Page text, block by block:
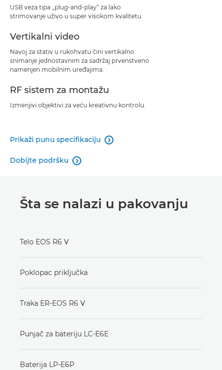
USB veza tipa „plug-and-play“ za lako
strimovanje uživo u super visokom kvalitetu.
Vertikalni video
Navoj za stativ u rukohvatu čini vertikalno
snimanje jednostavnim za sadržaj prvenstveno
namenjen mobilnim uređajima.
RF sistem za montažu
Izmenjivi objektivi za veću kreativnu kontrolu.
Prikaži punu specifikaciju 
Dobijte podršku 
Šta se nalazi u pakovanju
Telo EOS R6 V
Poklopac priključka
Traka ER-EOS R6 V
Punjač za bateriju LC-E6E
Baterija LP-E6P